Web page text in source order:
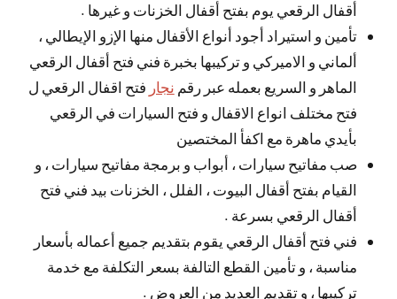
أقفال الرقعي يوم بفتح أقفال الخزنات و غيرها .
تأمين و استيراد أجود أنواع الأقفال منها الإزو الإيطالي ،
ألماني و الاميركي و تركيبها بخبرة فني فتح أقفال الرقعي
الماهر و السريع بعمله عبر رقم نجار فتح اقفال الرقعي ل
فتح مختلف انواع الاقفال و فتح السيارات في الرقعي
بأيدي ماهرة مع اكفأ المختصين
صب مفاتيح سيارات ، أبواب و برمجة مفاتيح سيارات ، و
القيام بفتح أقفال البيوت ، الفلل ، الخزنات بيد فني فتح
أقفال الرقعي بسرعة .
فني فتح أقفال الرقعي يقوم بتقديم جميع أعماله بأسعار
مناسبة ، و تأمين القطع التالفة بسعر التكلفة مع خدمة
تركيبها ، و تقديم العديد من العروض .